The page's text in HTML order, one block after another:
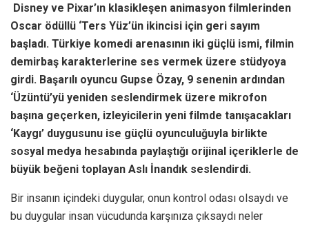
Disney ve Pixar’ın klasikleşen animasyon filmlerinden
Oscar ödüllü ‘Ters Yüz’ün ikincisi için geri sayım
başladı. Türkiye komedi arenasının iki güçlü ismi, filmin
demirbaş karakterlerine ses vermek üzere stüdyoya
girdi. Başarılı oyuncu Gupse Özay, 9 senenin ardından
‘Üzüntü’yü yeniden seslendirmek üzere mikrofon
başına geçerken, izleyicilerin yeni filmde tanışacakları
‘Kaygı’ duygusunu ise güçlü oyunculuğuyla birlikte
sosyal medya hesabında paylaştığı orijinal içeriklerle de
büyük beğeni toplayan Aslı İnandık seslendirdi.
Bir insanın içindeki duygular, onun kontrol odası olsaydı ve
bu duygular insan vücudunda karşınıza çıksaydı neler